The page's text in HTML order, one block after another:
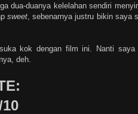
dua-duanya kelelahan sendiri
sweet, sebenarnya justru bikin saya
kok dengan film ini. Nanti saya
deh.